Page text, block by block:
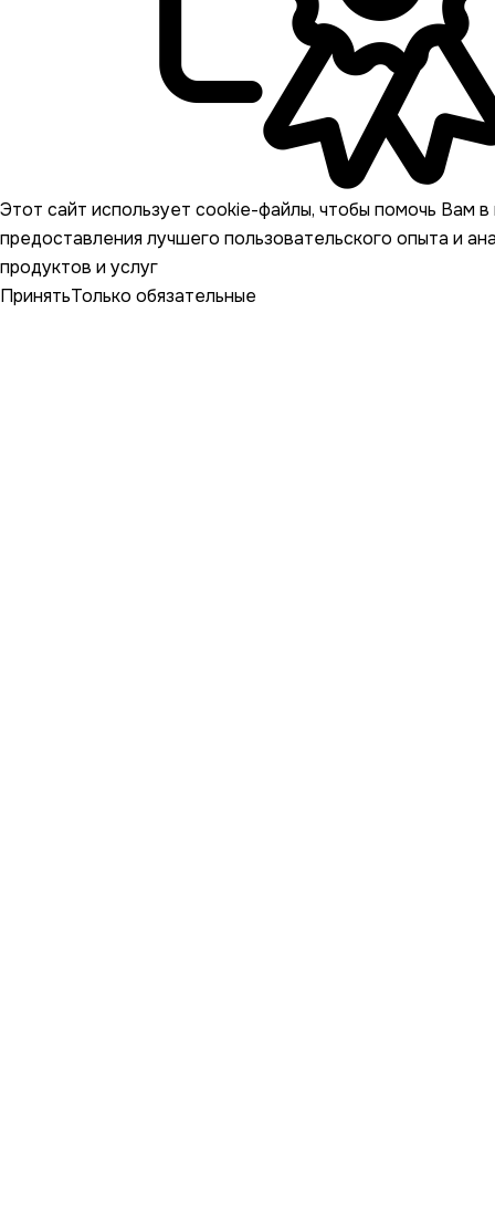
Этот сайт использует cookie-файлы, чтобы помочь Вам в
предоставления лучшего пользовательского опыта и
продуктов и услуг
ПринятьТолько обязательные